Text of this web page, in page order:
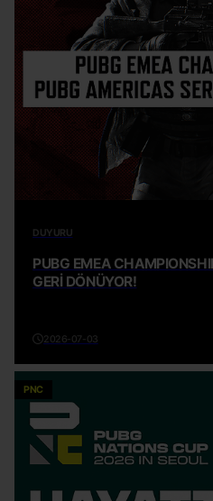
DUYURU
PUBG EMEA
GERİ DÖNÜYOR!
2026-07-03
PNC